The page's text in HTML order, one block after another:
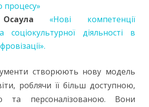
процесу»
«Нові компетенції
соціокультурної діяльності в
створюють нову модель
роблячи її більш доступною,
та персоналізованою. Вони